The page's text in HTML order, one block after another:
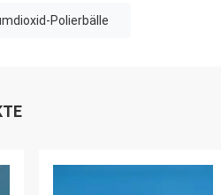
Polierbälle